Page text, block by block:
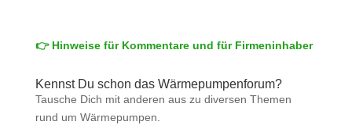
👉 Hinweise für Kommentare und für Firmeninhaber
Kennst Du schon das Wärmepumpenforum?
Tausche Dich mit anderen aus zu diversen Themen
rund um Wärmepumpen.